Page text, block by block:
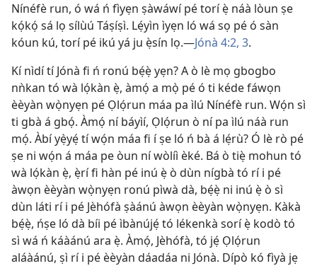
Nínéfè run, ó wá ń fìyẹn ṣàwáwí pé torí ẹ̀ náà lòun ṣe
kọ́kọ́ sá lọ sílùú Táṣíṣì. Lẹ́yìn ìyẹn ló wá sọ pé ó sàn
kóun kú, torí pé ikú yá ju ẹ̀sín lọ.—Jónà 4:2, 3.
Kí nìdí tí Jónà fi ń ronú bẹ́ẹ̀ yẹn? A ò lè mọ gbogbo
nǹkan tó wà lọ́kàn ẹ̀, àmọ́ a mọ̀ pé ó ti kéde fáwọn
èèyàn wọ̀nyẹn pé Ọlọ́run máa pa ìlú Nínéfè run. Wọ́n sì
ti gbà á gbọ́. Àmọ́ ní báyìí, Ọlọ́run ò ní pa ìlú náà run
mọ́. Àbí yẹ̀yẹ́ tí wọ́n máa fi í ṣe ló ń bà á lẹ́rù? Ó lè rò pé
ṣe ni wọ́n á máa pe òun ní wòlíì èké. Bá ò tiẹ̀ mohun tó
wà lọ́kàn ẹ̀, ẹ̀rí fi hàn pé inú ẹ̀ ò dùn nígbà tó rí i pé
àwọn èèyàn wọ̀nyẹn ronú pìwà dà, bẹ́ẹ̀ ni inú ẹ̀ ò sì
dùn láti rí i pé Jèhófà ṣàánú àwọn èèyàn wọ̀nyẹn. Kàkà
bẹ́ẹ̀, ńṣe ló dà bíi pé ìbànújẹ́ tó lékenkà sorí ẹ̀ kodò tó
sì wá ń káàánú ara ẹ̀. Àmọ́, Jèhófà, tó jẹ́ Ọlọ́run
aláàánú, ṣì rí i pé èèyàn dáadáa ni Jónà. Dípò kó fìyà jẹ